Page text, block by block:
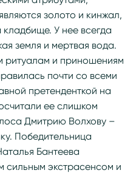
золото и кинжал,
У нее всегда
земля и мертвая вода.
ритуалам и приношениям
почти со всеми
претенденткой на
ее слишком
Дмитрию Волхову –
Победительница
Бантеева
сильным экстрасенсом и